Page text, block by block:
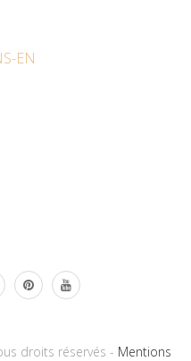
EN
droits réservés - Mentions